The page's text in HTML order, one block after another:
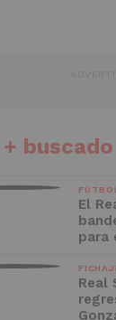
buscado
El
para
Real